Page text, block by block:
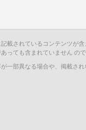
載されているコンテンツが
っても含まれていません ので
一部異なる場合や、掲載され